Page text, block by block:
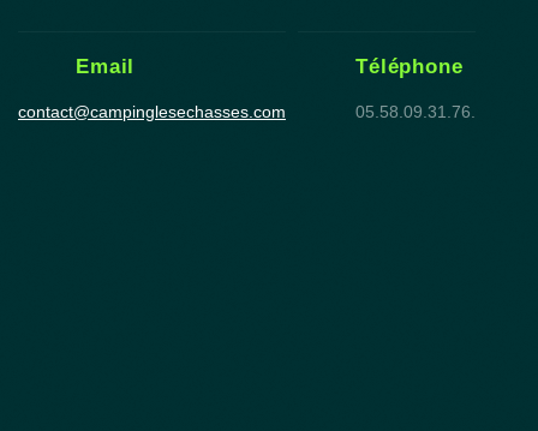
Email
contact@campinglesechasses.com
Téléphone
05.58.09.31.76.